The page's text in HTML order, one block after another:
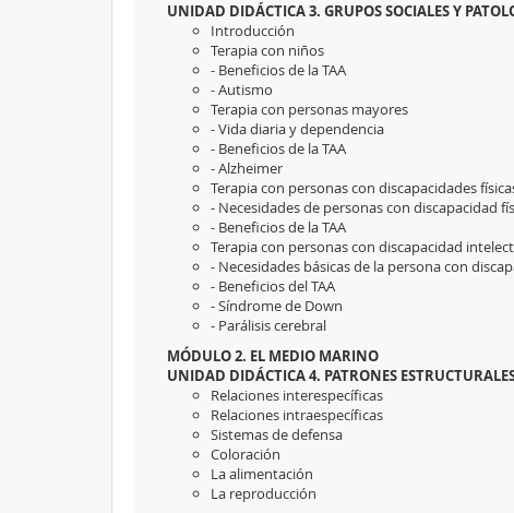
UNIDAD DIDÁCTICA 3. GRUPOS SOCIALES Y
Introducción
Terapia con niños
- Beneficios de la TAA
- Autismo
Terapia con personas mayores
- Vida diaria y dependencia
- Beneficios de la TAA
- Alzheimer
Terapia con personas con discapacidades
- Necesidades de personas con discapacidad
- Beneficios de la TAA
Terapia con personas con discapacidad
- Necesidades básicas de la persona con
- Beneficios del TAA
- Síndrome de Down
- Parálisis cerebral
MÓDULO 2. EL MEDIO MARINO
UNIDAD DIDÁCTICA 4. PATRONES
Relaciones interespecíficas
Relaciones intraespecíficas
Sistemas de defensa
Coloración
La alimentación
La reproducción